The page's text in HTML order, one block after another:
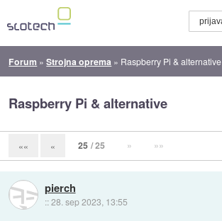
Forum »Strojna oprema » Raspberry Pi & alternative
Raspberry Pi & alternative
«« « 25 / 25 » »»
pierch
::28. sep 2023, 13:55